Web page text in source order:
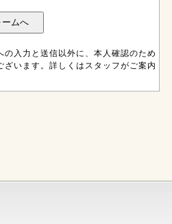
入力と送信以外に、本人確認のため
います。詳しくはスタッフがご案内